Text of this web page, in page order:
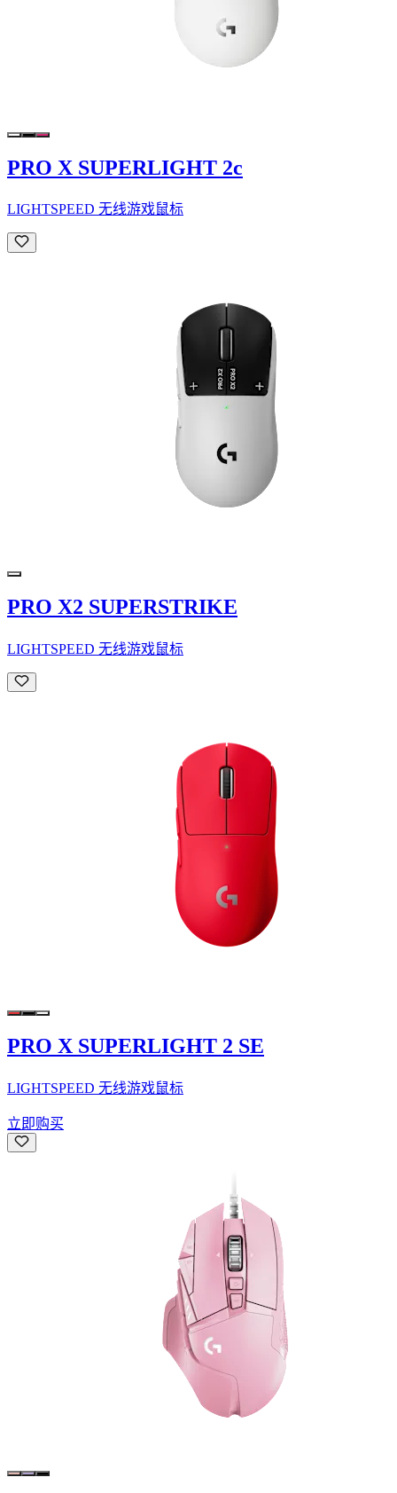
PRO X SUPERLIGHT 2c
LIGHTSPEED 无线游戏鼠标
PRO X2 SUPERSTRIKE
LIGHTSPEED 无线游戏鼠标
PRO X SUPERLIGHT 2 SE
LIGHTSPEED 无线游戏鼠标
立即购买